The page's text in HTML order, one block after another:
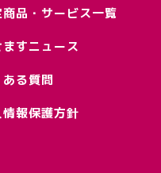
品・サービス一覧
ますニュース
ある質問
報保護方針